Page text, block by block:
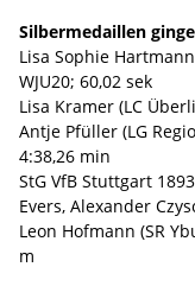
Silbermedaillen
Lisa Sophie
WJU20; 60,02 sek
Lisa Kramer (LC
Antje Pfüller (LG
4:38,26 min
StG VfB Stuttgart
Evers, Alexander
Leon Hofmann (SR
m